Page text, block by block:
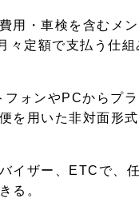
ップレポート
ドライト磨き
ム・ラッピング
小キズ直し
具合修理＆粗悪修理
用・車検を含むメ
々定額で支払う仕
ォンやPCからプ
を用いた非対面形
イザー、ETCで、
る。